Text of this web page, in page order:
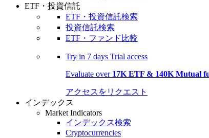
ETF・投資信託
ETF・投資信託検索
投資信託検索
ETF・ファンド比較
Try in 7 days Trial access
Evaluate over 17K ETF & 140K Mutual
アクセスをリクエスト
インデックス
Market Indicators
インデックス検索
Cryptocurrencies